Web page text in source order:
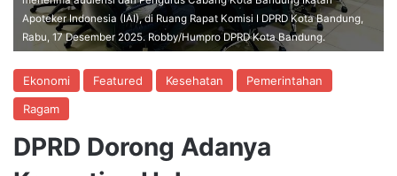
Apoteker Indonesia (IAI), di Ruang Rapat Komisi I DPRD Kota Bandung,
Rabu, 17 Desember 2025. Robby/Humpro DPRD Kota Bandung.
Ekonomi Featured Kesehatan
Pemerintahan
Ragam
DPRD Dorong Adanya